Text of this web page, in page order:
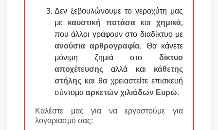
Δεν ξεβουλώνουμε το νεροχύτη μας
με καυστική ποτάσα και χημικά,
που άλλοι γράφουν στο διαδίκτυο με
ανούσια αρθρογραφία. Θα κάνετε
μόνιμη ζημιά στο δίκτυο
αποχέτευσης αλλά και κάθετης
στήλης και θα χρειαστείτε επισκευή
σύντομααρκετών χιλιάδων Ευρώ.
Καλέστε μας για να εργαστούμε για
λογαριασμό σας: